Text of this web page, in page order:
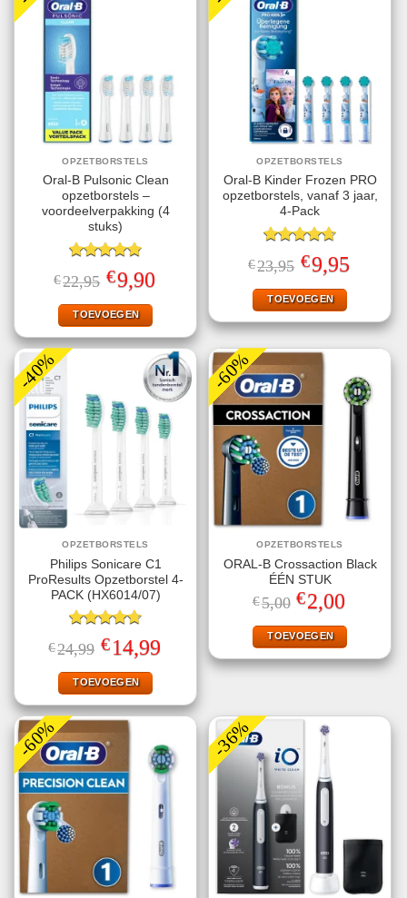
OPZETBORSTELS
Oral-B Pulsonic Clean
opzetborstels –
voordeelverpakking (4
stuks)
Gewaardeerd
4.87uit 5
€22,95 Oorspronkelijke
prijs
was:
€22,95.
€9,90Huidige
prijs
TOEVOEGEN
OPZETBORSTELS
Oral-B Kinder Frozen PRO
opzetborstels, vanaf 3 jaar,
4-Pack
Gewaardeerd
4.67uit 5
€23,95 Oorspronkelijke
prijs
was:
€23,95.
€9,95prijs
TOEVOEGEN
-40%
OPZETBORSTELS
Philips Sonicare C1
ProResults Opzetborstel 4-
PACK (HX6014/07)
Gewaardeerd
4.75uit 5
€24,99 Oorspronkelijke
prijs
was:
€24,99.
€14,99Huidige
prijs
TOEVOEGEN
-60%
OPZETBORSTELS
ORAL-B Crossaction Black
ÉÉN STUK
€5,00 Oorspronkelijke
prijs
was:
€5,00.
€2,00
is:
€2,00.
TOEVOEGEN
-60% -36%